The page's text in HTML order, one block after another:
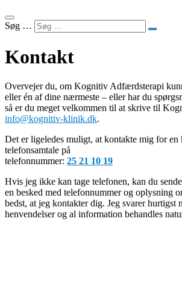
Søg …
Kontakt
Overvejer du, om Kognitiv Adfærdsterapi
eller én af dine nærmeste – eller har du
så er du meget velkommen til at skrive til
info@kognitiv-klinik.dk.
Det er ligeledes muligt, at kontakte mig for
telefonsamtale på
telefonnummer: 25 21 10 19
Hvis jeg ikke kan tage telefonen, kan du
en besked med telefonnummer og oplysning
bedst, at jeg kontakter dig. Jeg svarer hurtigst
henvendelser og al information behandles